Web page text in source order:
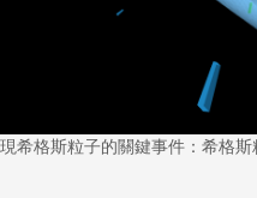
希格斯粒子的關鍵事件：希格